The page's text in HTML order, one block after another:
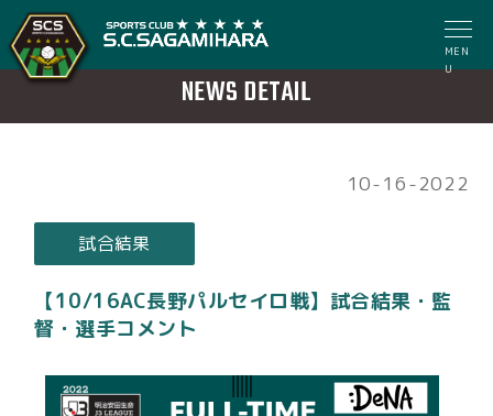
MEN
U
NEWS DETAIL
10-16-2022
試合結果
【10/16AC長野パルセイロ戦】試合結果・監
督・選手コメント